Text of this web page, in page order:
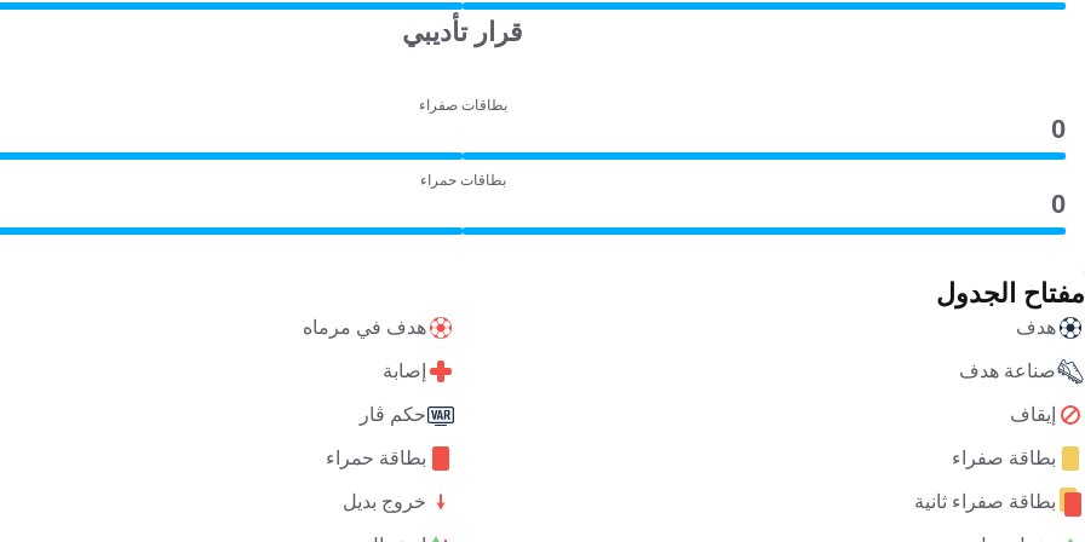
قرار تأديبي
بطاقات صفراء
0
بطاقات حمراء
0
مفتاح الجدول
هدف هدف في مرماه
صناعة هدف إصابة
إيقاف حكم ڤار
بطاقة صفراء بطاقة حمراء
بطاقة صفراء ثانية خروج بديل